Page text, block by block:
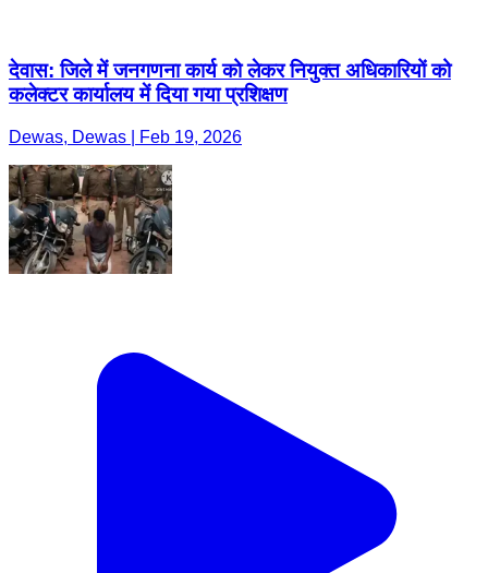
देवास: जिले में जनगणना कार्य को लेकर नियुक्त अधिकारियों को
कलेक्टर कार्यालय में दिया गया प्रशिक्षण
Dewas, Dewas | Feb 19, 2026